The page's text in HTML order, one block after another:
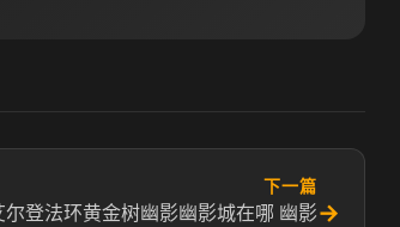
下一篇
尔登法环黄金树幽影幽影城在哪 幽影→